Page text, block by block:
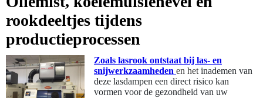
rookdeeltjes tijdens
productieprocessen
Zoals lasrook ontstaat bij las- en
snijwerkzaamheden en hetinademen van
deze lasdampen een direct risico kan
vormen voor de gezondheid van uw